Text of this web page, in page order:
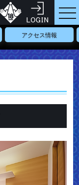
アクセス情報